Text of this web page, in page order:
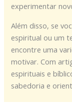
experimentar
Além disso, se
espiritual ou um
encontre uma
motivar. Com
espirituais e
sabedoria e